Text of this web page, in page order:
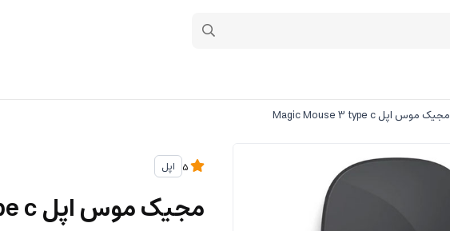
مجیک موس اپل Magic Mouse 3 type c
اپل
مجیک موس اپل Magic Mouse 3 type c